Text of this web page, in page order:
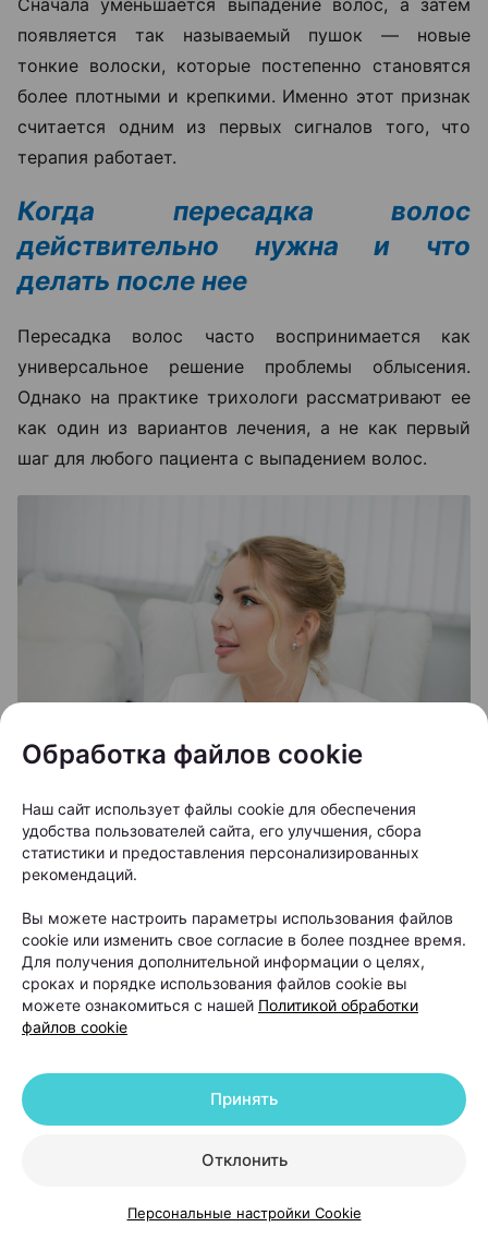
Сначала уменьшается выпадение волос, а затем
появляется так называемый пушок — новые
тонкие волоски, которые постепенно становятся
более плотными и крепкими. Именно этот признак
считается одним из первых сигналов того, что
терапия работает.
Когда пересадка волос
действительно нужна и что
делать после нее
Пересадка волос часто воспринимается как
универсальное решение проблемы облысения.
Однако на практике трихологи рассматривают ее
как один из вариантов лечения, а не как первый
шаг для любого пациента с выпадением волос.
Как правило, пересадку рекомендуют людям с
выраженной андрогенетической алопецией, когда
теменной зоне, а консервативные методы уже не
позволяют добиться заметного улучшения.
Обработка файлов cookie
Наш сайт использует файлы cookie для обеспечения
удобства пользователей сайта, его улучшения, сбора
статистики и предоставления персонализированных
рекомендаций.
Вы можете настроить параметры использования файлов
cookie или изменить свое согласие в более позднее время.
Для получения дополнительной информации о целях,
сроках и порядке использования файлов cookie вы
можете ознакомиться с нашей Политикой обработки
файлов cookie
Отклонить
Принять
Персональные настройки Cookie